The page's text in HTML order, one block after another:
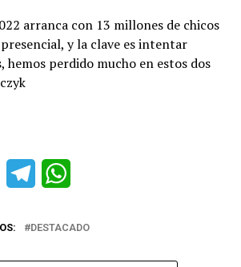
arranca con 13 millones de chicos
y la clave es intentar
hemos perdido mucho en estos dos
PinterestTelegram
DESTACADO